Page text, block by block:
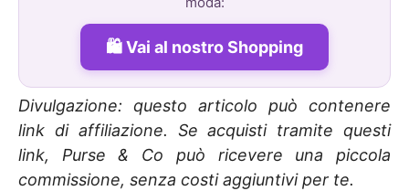
Vai al nostro Shopping
Divulgazione: questo articolo può contenere
link di affiliazione. Se acquisti tramite questi
link, Purse & Co può ricevere una piccola
commissione, senza costi aggiuntivi per te.